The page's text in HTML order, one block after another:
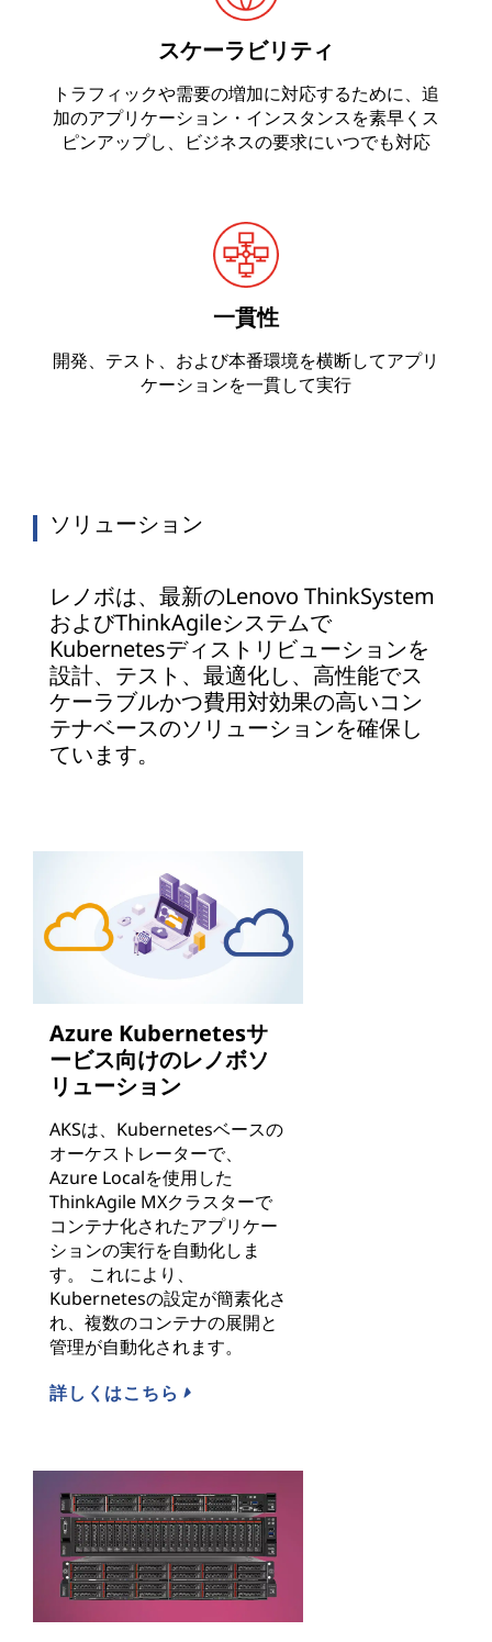
スケーラビリティ
トラフィックや需要の増加に対応するために、追
加のアプリケーション・インスタンスを素早くス
ピンアップし、ビジネスの要求にいつでも対応
一貫性
開発、テスト、および本番環境を横断してアプリ
ケーションを一貫して実行
ソリューション
レノボは、最新のLenovo ThinkSystem
およびThinkAgileシステムで
Kubernetesディストリビューションを
設計、テスト、最適化し、高性能でス
ケーラブルかつ費用対効果の高いコン
テナベースのソリューションを確保し
ています。
Azure Kubernetesサ
ービス向けのレノボソ
リューション
AKSは、Kubernetesベースの
オーケストレーターで、
Azure Localを使用した
ThinkAgile MXクラスターで
コンテナ化されたアプリケー
ションの実行を自動化しま
す。 これにより、
Kubernetesの設定が簡素化さ
れ、複数のコンテナの展開と
管理が自動化されます。
詳しくはこちら